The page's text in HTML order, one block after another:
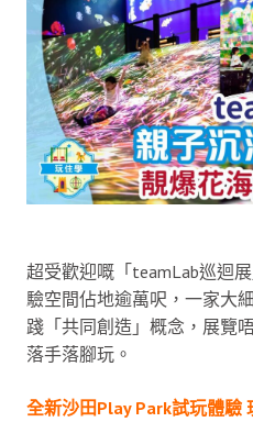
超受歡迎嘅「teamLab巡迴
驗空間佔地逾萬呎，一家大
踐「共同創造」概念，展覽
落手落腳玩。
全新沙田Play Park試玩體驗